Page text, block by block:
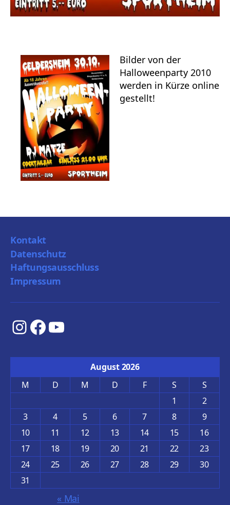
Bilder von der
Halloweenparty 2010
werden in Kürze online
gestellt!
Kontakt
Datenschutz
Haftungsausschluss
Impressum
Instagram
Facebook
YouTube
August 2026
M
D M D F S
S
1
2
3
4 5 6 7 8
9
10
11 12 13 14 15
16
17
18 19 20 21 22
23
24
25 26 27 28 29
30
31
« Mai